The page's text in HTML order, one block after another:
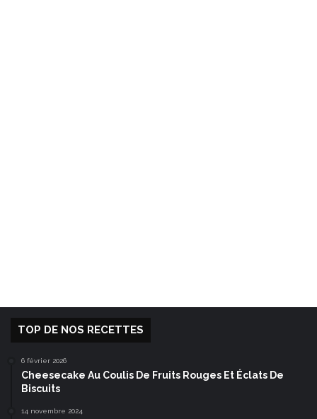
TOP DE NOS RECETTES
6 février 2026
Cheesecake Au Coulis De Fruits Rouges Et Éclats De
Biscuits
14 novembre 2024